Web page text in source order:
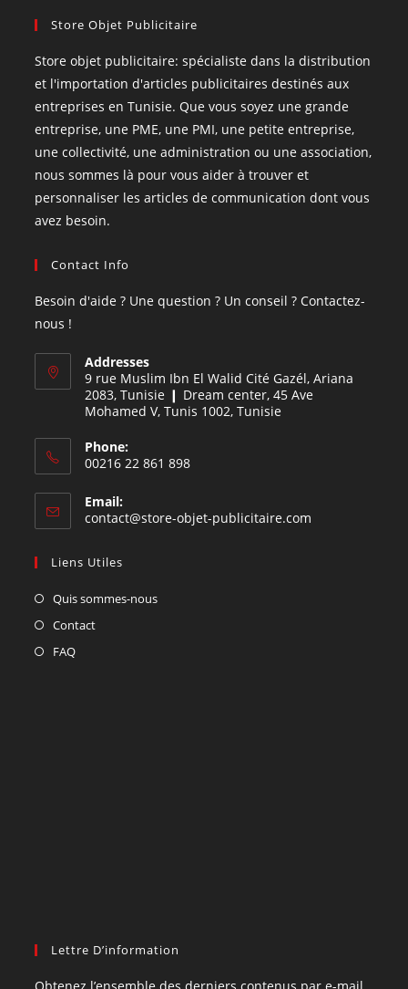
Store Objet Publicitaire
Store objet publicitaire: spécialiste dans la distribution
et l'importation d'articles publicitaires destinés aux
entreprises en Tunisie. Que vous soyez une grande
entreprise, une PME, une PMI, une petite entreprise,
une collectivité, une administration ou une association,
nous sommes là pour vous aider à trouver et
personnaliser les articles de communication dont vous
avez besoin.
Contact Info
Besoin d'aide ? Une question ? Un conseil ? Contactez-
nous !
Addresses
9 rue Muslim Ibn El Walid Cité Gazél, Ariana
2083, Tunisie ❙ Dream center, 45 Ave
Mohamed V, Tunis 1002, Tunisie
Phone:
00216 22 861 898
Email:
contact@store-objet-publicitaire.com
Liens Utiles
Quis sommes-nous
Contact
FAQ
Lettre D’information